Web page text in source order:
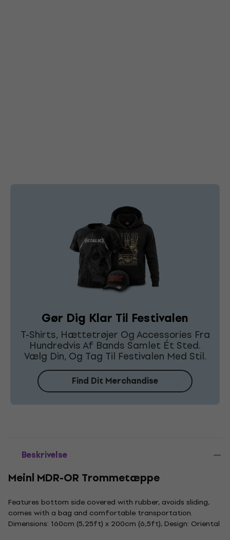
Gør Dig Klar Til Festivalen
T-Shirts, Hættetrøjer Og Accessories Fra
Hundredvis Af Bands Samlet Ét Sted.
Vælg Din, Og Tag Til Festivalen Med Stil.
Find Dit Merchandise
Beskrivelse
Meinl MDR-OR Trommetæppe
Features bottom side covered with rubber, avoids sliding,
comes with a bag and comfortable transportation.
Dimensions: 160cm (5,25ft) x 200cm (6,5ft), Design: Oriental